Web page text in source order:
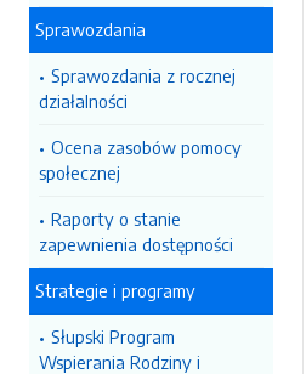
Sprawozdania
Sprawozdania z rocznej
działalności
Ocena zasobów pomocy
społecznej
Raporty o stanie
zapewnienia dostępności
Strategie i programy
Słupski Program
Wspierania Rodziny i